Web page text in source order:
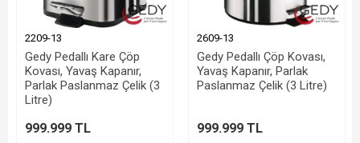
2209-13
Gedy Pedallı Kare Çöp
Kovası, Yavaş Kapanır,
Parlak Paslanmaz Çelik (3
Litre)
999.999 TL
2609-13
Gedy Pedallı Çöp Kovası,
Yavaş Kapanır, Parlak
Paslanmaz Çelik (3 Litre)
999.999 TL